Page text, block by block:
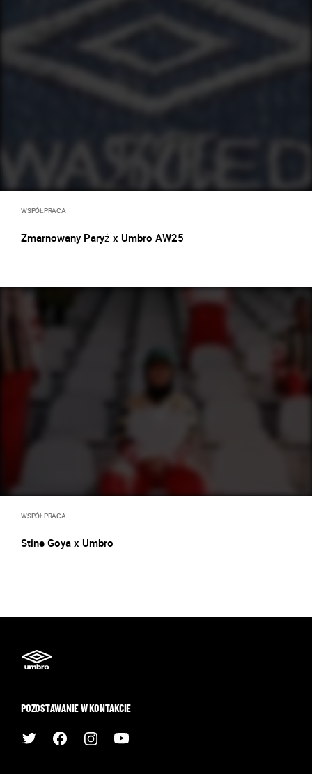
WSPÓŁPRACA
Zmarnowany Paryż x Umbro AW25
WSPÓŁPRACA
Stine Goya x Umbro
POZOSTAWANIE W KONTAKCIE